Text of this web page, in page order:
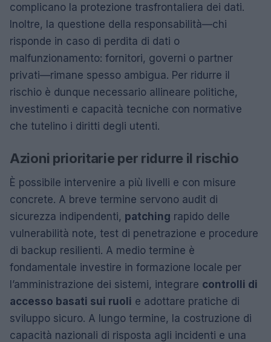
complicano la protezione trasfrontaliera dei dati.
Inoltre, la questione della responsabilità—chi
risponde in caso di perdita di dati o
malfunzionamento: fornitori, governi o partner
privati—rimane spesso ambigua. Per ridurre il
rischio è dunque necessario allineare politiche,
investimenti e capacità tecniche con normative
che tutelino i diritti degli utenti.
Azioni prioritarie per ridurre il rischio
È possibile intervenire a più livelli e con misure
concrete. A breve termine servono audit di
sicurezza indipendenti, patching rapido delle
vulnerabilità note, test di penetrazione e procedure
di backup resilienti. A medio termine è
fondamentale investire in formazione locale per
l’amministrazione dei sistemi, integrare controlli di
accesso basati sui ruoli e adottare pratiche di
sviluppo sicuro. A lungo termine, la costruzione di
capacità nazionali di risposta agli incidenti e una